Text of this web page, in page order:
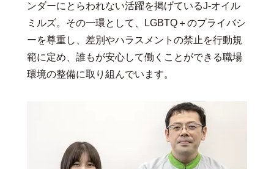
ンダーにとらわれない活躍を掲げているJ-オイル
ミルズ。その一環として、LGBTQ＋のプライバシ
ーを尊重し、差別やハラスメントの禁止を行動規
範に定め、誰もが安心して働くことができる職場
環境の整備に取り組んでいます。